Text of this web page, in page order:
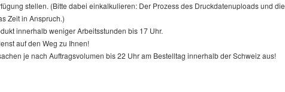
stellen. (Bitte dabei einkalkulieren: Der Prozess des Druckdatenuploads und die
Zeit in Anspruch.)
innerhalb weniger Arbeitsstunden bis 17 Uhr.
auf den Weg zu Ihnen!
je nach Auftragsvolumen bis 22 Uhr am Bestelltag innerhalb der Schweiz aus!